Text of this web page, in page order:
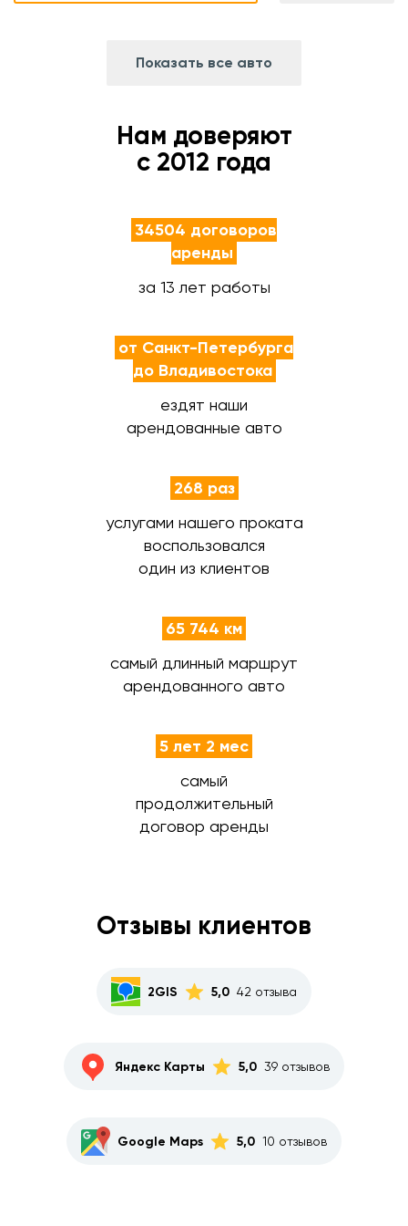
Показать все авто
Нам доверяют
с 2012 года
34504 договоров
аренды
за 13 лет работы
от Санкт-Петербурга
до Владивостока
ездят наши
арендованные авто
268 раз
услугами нашего проката
воспользовался
один из клиентов
65 744 км
самый длинный маршрут
арендованного авто
5 лет 2 мес
самый
продолжительный
договор аренды
Отзывы клиентов
2GIS 5,0 42 отзыва
Яндекс Карты 5,0 39 отзывов
Google Maps 5,0 10 отзывов